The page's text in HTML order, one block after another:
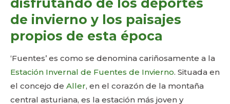
disfrutando de los deportes
de invierno y los paisajes
propios de esta época
‘Fuentes’ es como se denomina cariñosamente a la
Estación Invernal de Fuentes de Invierno. Situada en
el concejo de Aller, en el corazón de la montaña
central asturiana, es la estación más joven y